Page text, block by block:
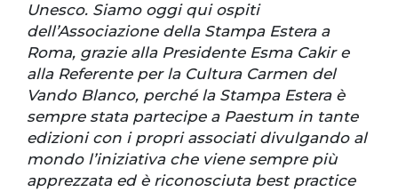
Unesco. Siamo oggi qui ospiti
dell’Associazione della Stampa Estera a
Roma, grazie alla Presidente Esma Cakir e
alla Referente per la Cultura Carmen del
Vando Blanco, perché la Stampa Estera è
sempre stata partecipe a Paestum in tante
edizioni con i propri associati divulgando al
mondo l’iniziativa che viene sempre più
apprezzata ed è riconosciuta best practice